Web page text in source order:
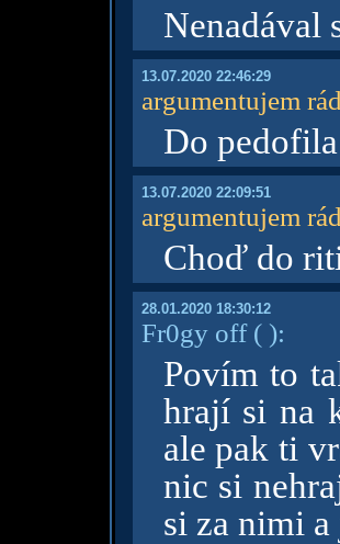
Nenadával
13.07.2020 22:46:29
argumentujem rád
Do
13.07.2020 22:09:51
argumentujem rád
Choď do
28.01.2020 18:30:12
Fr0gy off( ):
Povím to
hrají si na
ale pak ti
nic si
si za nimi